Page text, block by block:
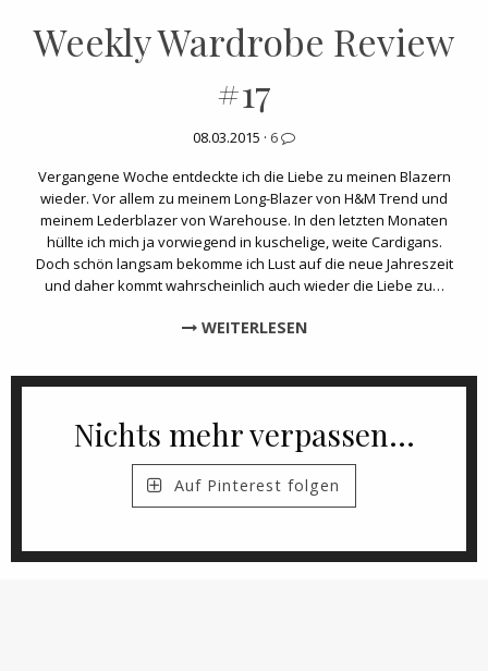
Weekly Wardrobe Review
#17
08.03.2015 · 6
Vergangene Woche entdeckte ich die Liebe zu meinen Blazern
wieder. Vor allem zu meinem Long-Blazer von H&M Trend und
meinem Lederblazer von Warehouse. In den letzten Monaten
hüllte ich mich ja vorwiegend in kuschelige, weite Cardigans.
Doch schön langsam bekomme ich Lust auf die neue Jahreszeit
und daher kommt wahrscheinlich auch wieder die Liebe zu…
WEITERLESEN
Nichts mehr verpassen...
Auf Pinterest folgen